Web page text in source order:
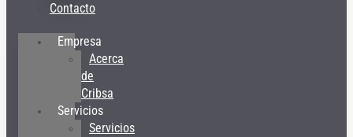
Contacto
Empresa
Acerca
de
Cribsa
Servicios
Servicios